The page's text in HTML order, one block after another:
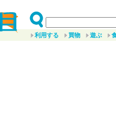
利用する 買物 遊ぶ